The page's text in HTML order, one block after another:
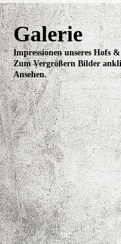
Galerie
Impressionen unseres Hofs
Zum Vergrößern Bilder
Ansehen.